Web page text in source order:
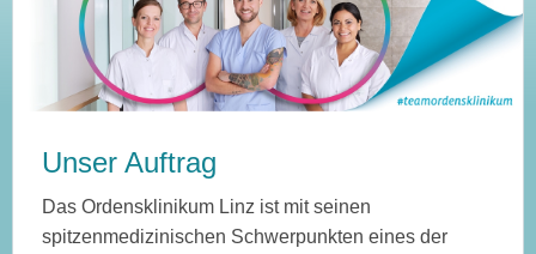
Unser Auftrag
Das Ordensklinikum Linz ist mit seinen
spitzenmedizinischen Schwerpunkten eines der